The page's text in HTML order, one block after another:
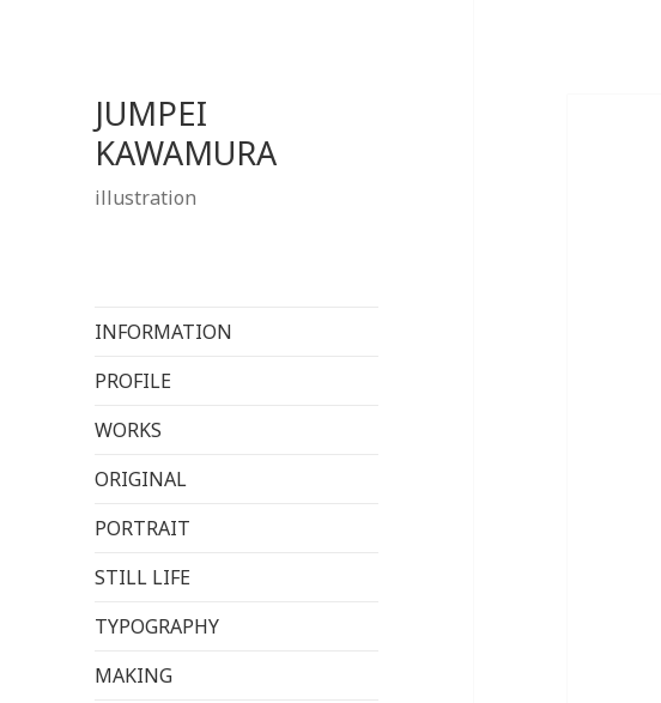
JUMPEI
KAWAMURA
illustration
INFORMATION
PROFILE
WORKS
ORIGINAL
PORTRAIT
STILL LIFE
TYPOGRAPHY
MAKING